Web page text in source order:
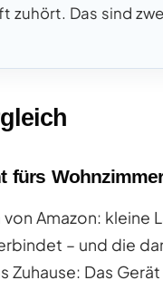
zuhört. Das sind
fürs
Amazon: kleine
– und die
Das